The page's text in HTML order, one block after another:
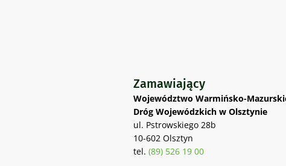
Zamawiający
Województwo Warmińsko-
Dróg Wojewódzkich w Olsztynie
ul. Pstrowskiego 28b
10-602 Olsztyn
tel. (89) 526 19 00